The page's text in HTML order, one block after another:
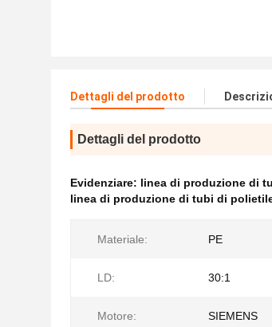
Dettagli del prodotto
Dettagli del prodotto
Evidenziare: linea di produzione di
linea di produzione di tubi di
Materiale: PE
LD: 30:1
Motore: SIEMENS